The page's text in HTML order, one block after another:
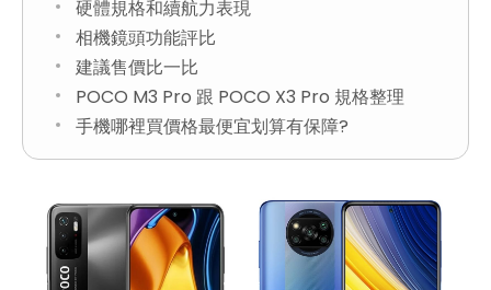
硬體規格和續航力表現
相機鏡頭功能評比
建議售價比一比
POCO M3 Pro 跟 POCO X3 Pro 規格整理
手機哪裡買價格最便宜划算有保障?